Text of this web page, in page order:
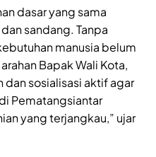
dasar yang sama
sandang. Tanpa
manusia belum
Bapak Wali Kota,
sosialisasi aktif agar
Pematangsiantar
yang terjangkau,” ujar